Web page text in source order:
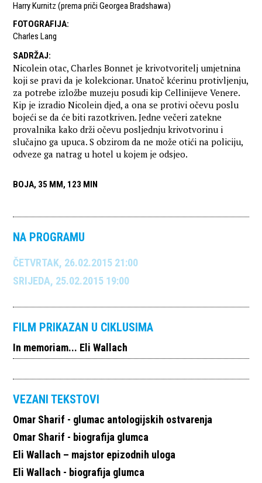
Harry Kurnitz (prema priči Georgea Bradshawa)
FOTOGRAFIJA:
Charles Lang
SADRŽAJ:
Nicolein otac, Charles Bonnet je krivotvoritelj umjetnina
koji se pravi da je kolekcionar. Unatoč kćerinu protivljenju,
za potrebe izložbe muzeju posudi kip Cellinijeve Venere.
Kip je izradio Nicolein djed, a ona se protivi očevu poslu
bojeći se da će biti razotkriven. Jedne večeri zatekne
provalnika kako drži očevu posljednju krivotvorinu i
slučajno ga upuca. S obzirom da ne može otići na policiju,
odveze ga natrag u hotel u kojem je odsjeo.
BOJA, 35 MM, 123 MIN
NA PROGRAMU
ČETVRTAK, 26.02.2015 21:00
SRIJEDA, 25.02.2015 19:00
FILM PRIKAZAN U CIKLUSIMA
In memoriam... Eli Wallach
VEZANI TEKSTOVI
Omar Sharif - glumac antologijskih ostvarenja
Omar Sharif - biografija glumca
Eli Wallach – majstor epizodnih uloga
Eli Wallach - biografija glumca